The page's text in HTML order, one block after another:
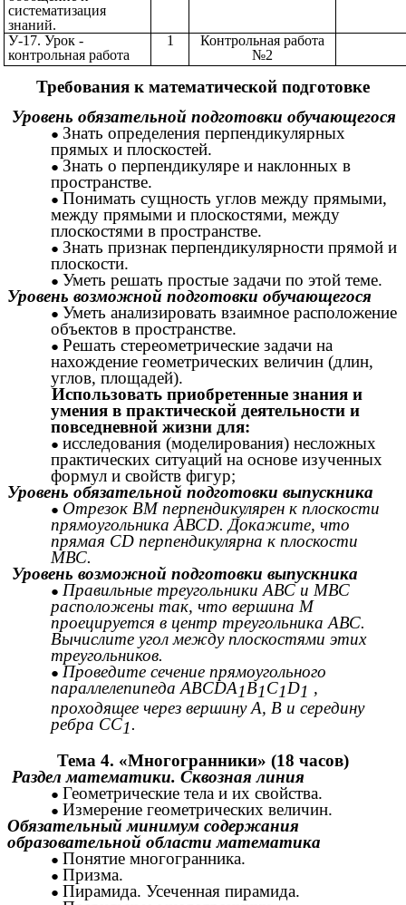
систематизация
знаний.
У-17. Урок -
контрольная работа
1
Контрольная работа
№2
Требования к математической подготовке
Уровень обязательной подготовки обучающегося
Знать определения перпендикулярных
прямых и плоскостей.
Знать о перпендикуляре и наклонных в
пространстве.
Понимать сущность углов между прямыми,
между прямыми и плоскостями, между
плоскостями в пространстве.
Знать признак перпендикулярности прямой и
плоскости.
Уметь решать простые задачи по этой теме.
Уровень возможной подготовки обучающегося
Уметь анализировать взаимное расположение
объектов в пространстве.
Решать стереометрические задачи на
нахождение геометрических величин (длин,
углов, площадей).
Использовать приобретенные знания и
умения в практической деятельности и
повседневной жизни для:
исследования (моделирования) несложных
практических ситуаций на основе изученных
формул и свойств фигур;
Уровень обязательной подготовки выпускника
Отрезок ВМ перпендикулярен к плоскости
прямоугольника АВСD. Докажите, что
прямая CD перпендикулярна к плоскости
МВС.
Уровень возможной подготовки выпускника
Правильные треугольники АВС и МВС
расположены так, что вершина М
проецируется в центр треугольника АВС.
Вычислите угол между плоскостями этих
треугольников.
Проведите сечение прямоугольного
параллелепипеда ABCDA1B1C1D1 ,
проходящее через вершину А, В и середину
ребра СС1.
Тема 4. «Многогранники» (18 часов)
Раздел математики. Сквозная линия
Геометрические тела и их свойства.
Измерение геометрических величин.
Обязательный минимум содержания
образовательной области математика
Понятие многогранника.
Призма.
Пирамида. Усеченная пирамида.